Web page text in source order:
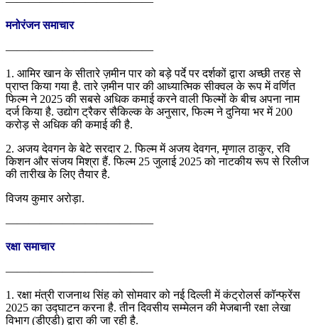
मनोरंजन समाचार
—————————————
1. आमिर खान के सीतारे ज़मीन पार को बड़े पर्दे पर दर्शकों द्वारा अच्छी तरह से
प्राप्त किया गया है. तारे ज़मीन पार की आध्यात्मिक सीक्वल के रूप में वर्णित
फिल्म ने 2025 की सबसे अधिक कमाई करने वाली फिल्मों के बीच अपना नाम
दर्ज किया है. उद्योग ट्रैकर सैकिल्क के अनुसार, फिल्म ने दुनिया भर में 200
करोड़ से अधिक की कमाई की है.
2. अजय देवगन के बेटे सरदार 2. फिल्म में अजय देवगन, मृणाल ठाकुर, रवि
किशन और संजय मिश्रा हैं. फिल्म 25 जुलाई 2025 को नाटकीय रूप से रिलीज
की तारीख के लिए तैयार है.
विजय कुमार अरोड़ा.
—————————————
रक्षा समाचार
—————————————
1. रक्षा मंत्री राजनाथ सिंह को सोमवार को नई दिल्ली में कंट्रोलर्स कॉन्फ्रेंस
2025 का उद्घाटन करना है. तीन दिवसीय सम्मेलन की मेजबानी रक्षा लेखा
विभाग (डीएडी) द्वारा की जा रही है.